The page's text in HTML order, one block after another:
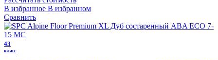
В избранное В избранном
Сравнить
43
класс